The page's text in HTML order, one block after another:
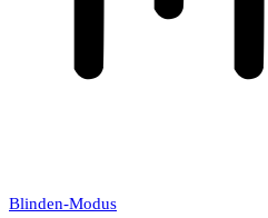
Blinden-Modus